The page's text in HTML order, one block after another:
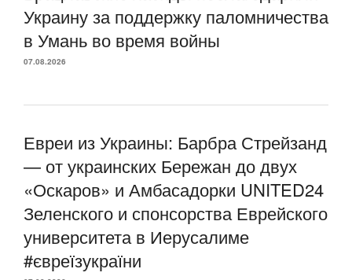
Украину за поддержку паломничества
в Умань во время войны
07.08.2026
Евреи из Украины: Барбра Стрейзанд
— от украинских Бережан до двух
«Оскаров» и Амбасадорки UNITED24
Зеленского и спонсорства Еврейского
университета в Иерусалиме
#євреїзукраїни